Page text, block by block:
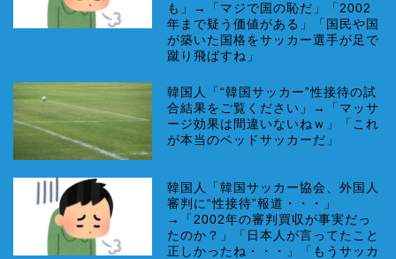
も」→「マジで国の恥だ」「2002
年まで疑う価値がある」「国民や国
が築いた国格をサッカー選手が足で
蹴り飛ばすね」
韓国人「“韓国サッカー”性接待の試
合結果をご覧ください」→「マッサ
ージ効果は間違いないねｗ」「これ
が本当のベッドサッカーだ」
韓国人「韓国サッカー協会、外国人
審判に“性接待”報道・・・」
→「2002年の審判買収が事実だっ
たのか？」「日本人が言ってたこと
正しかったね・・・」「もうサッカ